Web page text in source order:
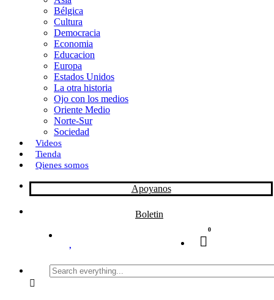
i
r
Bélgica
Cultura
Democracia
Economia
Educacion
Europa
Estados Unidos
La otra historia
Ojo con los medios
Oriente Medio
Norte-Sur
Sociedad
Videos
Tienda
Qienes somos
Apoyanos
Boletin
0
Search
everything...